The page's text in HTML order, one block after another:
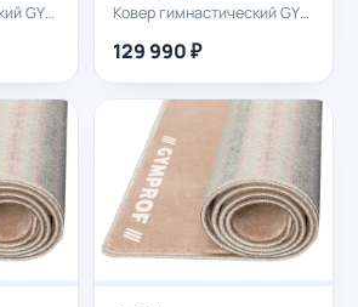
Ковер гимнастический GYMPROF 2х1,5м
Ковер гимнастический GYMPROF 10х10м
129 990 ₽